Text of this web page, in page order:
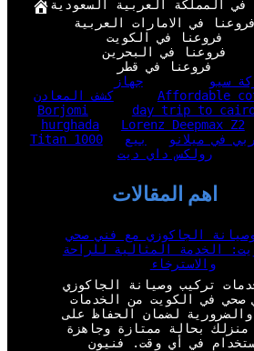
في المملكة العربية السعودية
فروعنا في الامارات العربية
فروعنا في الكويت
فروعنا في البحرين
فروعنا في قطر
سيو
جهاز
كشف المعادن
Affordable
Borjomi
day trip to
hurghada
Lorenz Deepmax Z2
Titan 1000
في ميلانو
بيع
رولكس داي ديت
اهم المقالات
الجاكوزي مع فني صحي
الخدمة المثالية للراحة
والاسترخاء
تركيب وصيانة الجاكوزي
صحي في الكويت من الخدمات
والضرورية لضمان الحفاظ على
منزلك بحالة ممتازة وجاهزة